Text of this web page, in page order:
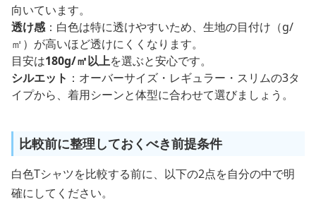
向いています。
透け感：白色は特に透けやすいため、生地の目付け（g/
㎡）が高いほど透けにくくなります。
目安は180g/㎡以上を選ぶと安心です。
シルエット ：オーバーサイズ・レギュラー・スリムの3タ
イプから、着用シーンと体型に合わせて選びましょう。
比較前に整理しておくべき前提条件
白色Tシャツを比較する前に、以下の2点を自分の中で明
確にしてください。